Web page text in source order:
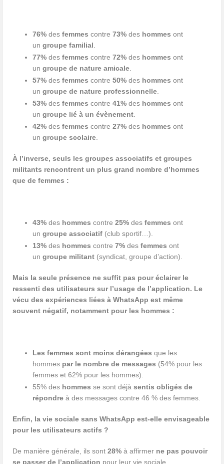
76%des femmes contre73%des hommes ont
ungroupe familial
77%des femmes contre72%des hommes ont
ungroupe de nature amicale
57%des femmes contre50%des hommes ont
ungroupe de nature professionnelle
53%des femmes contre41%des hommes ont
ungroupe lié à un évènement
42%des femmes contre27%des hommesont
ungroupe scolaire
À l’inverse, seuls les groupes associatifs et groupes
militants rencontrent un plus grand nombre d’hommes
que de femmes :
43% des hommes contre25% desfemmes ont
ungroupe associatif (club sportif…).
13% des hommes contre7% desfemmes ont
ungroupe militant (syndicat, groupe d’action).
Mais la seule présence ne suffit pas pour éclairer le
ressenti des utilisateurs sur l’usage de l’application. Le
vécu des expériences liées à WhatsApp est même
souvent négatif, notamment pour les hommes :
Les femmes sont moins dérangées que les
hommes par le nombre de messages (54% pour les
femmes et 62% pour les hommes).
55% des hommes se sont déjàsentis obligés de
répondre à des messages contre 46 % des femmes.
Enfin, la vie sociale sans WhatsApp est-elle envisageable
pour les utilisateurs actifs ?
De manière générale, ils sont28% à affirmer ne pas pouvoir
se passer de l’application pour leur vie sociale.